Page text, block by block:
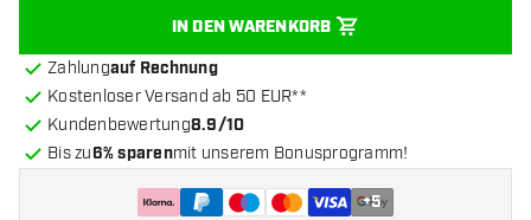
IN DEN WARENKORB
Zahlungauf Rechnung
Kostenloser Versand ab 50 EUR**
Kundenbewertung8.9/10
Bis zu6% sparenmit unserem Bonusprogramm!
+5